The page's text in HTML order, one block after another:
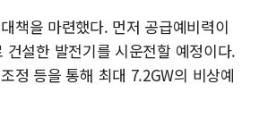
책을 마련했다. 먼저 공급예비력이
설한 발전기를 시운전할 예정이다.
정 등을 통해 최대 7.2GW의 비상예